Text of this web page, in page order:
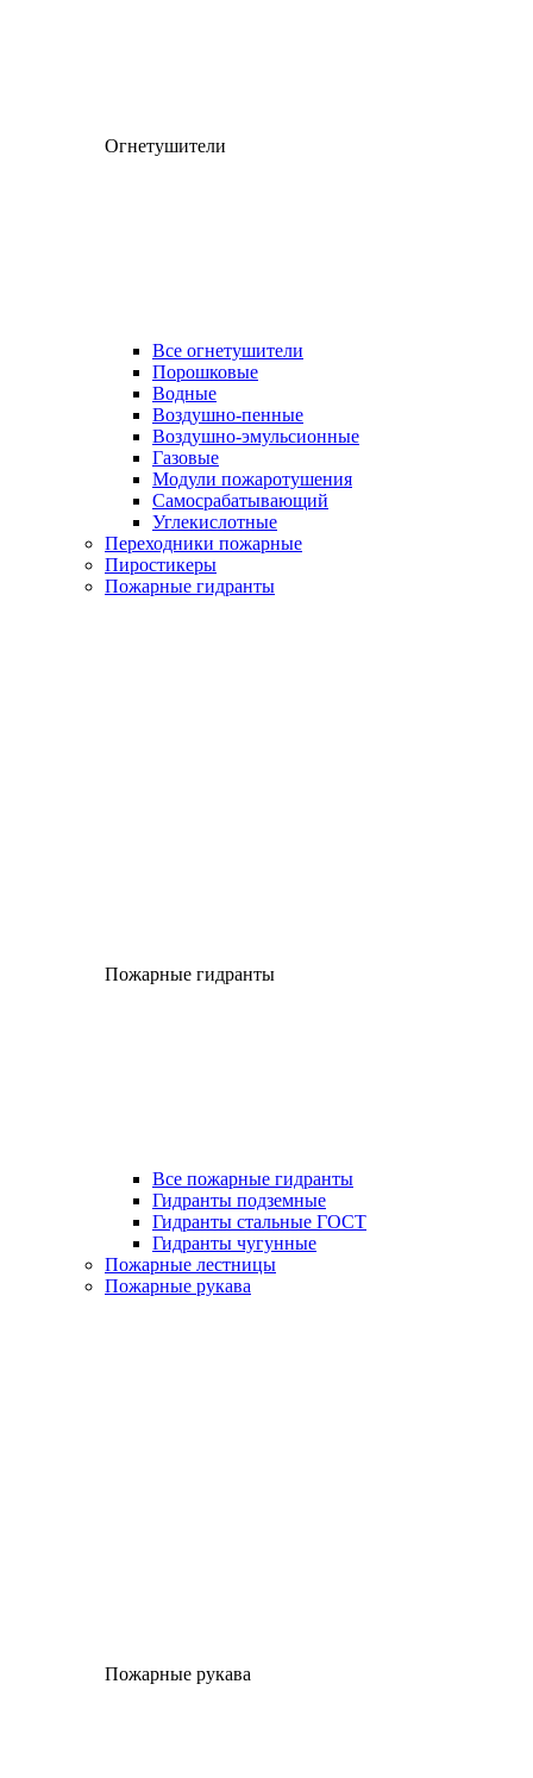
Огнетушители
Все огнетушители
Порошковые
Водные
Воздушно-пенные
Воздушно-эмульсионные
Газовые
Модули пожаротушения
Самосрабатывающий
Углекислотные
Переходники пожарные
Пиростикеры
Пожарные гидранты
Пожарные гидранты
Все пожарные гидранты
Гидранты подземные
Гидранты стальные ГОСТ
Гидранты чугунные
Пожарные лестницы
Пожарные рукава
Пожарные рукава